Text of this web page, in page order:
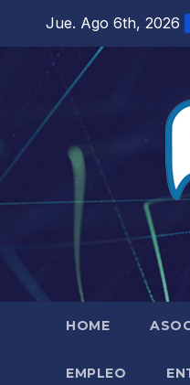
contenido
Jue. Ago 6th, 2026
HOME
EMPLEO